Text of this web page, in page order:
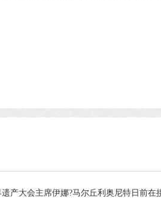
大会主席伊娜?马尔丘利奥尼特日前在